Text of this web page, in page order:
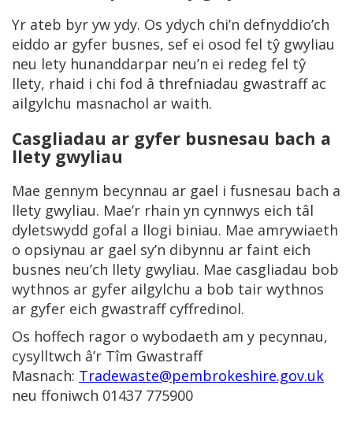
Yr ateb byr yw ydy. Os ydych chi’n defnyddio’ch
eiddo ar gyfer busnes, sef ei osod fel tŷ gwyliau
neu lety hunanddarpar neu’n ei redeg fel tŷ
llety, rhaid i chi fod â threfniadau gwastraff ac
ailgylchu masnachol ar waith.
Casgliadau ar gyfer busnesau bach a
llety gwyliau
Mae gennym becynnau ar gael i fusnesau bach a
llety gwyliau. Mae’r rhain yn cynnwys eich tâl
dyletswydd gofal a llogi biniau. Mae amrywiaeth
o opsiynau ar gael sy’n dibynnu ar faint eich
busnes neu’ch llety gwyliau. Mae casgliadau bob
wythnos ar gyfer ailgylchu a bob tair wythnos
ar gyfer eich gwastraff cyffredinol.
Os hoffech ragor o wybodaeth am y pecynnau,
cysylltwch â’r Tîm Gwastraff
Masnach: Tradewaste@pembrokeshire.gov.uk
neu ffoniwch 01437 775900